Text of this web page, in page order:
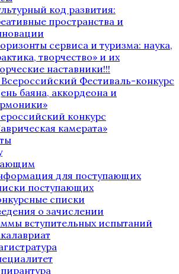
код развития:
пространства и
сервиса и туризма: наука,
творчество» и их
наставники!!!
Фестиваль-конкурс
баяна, аккордеона и
конкурс
камерата»
для поступающих
поступающих
списки
о зачислении
вступительных испытаний